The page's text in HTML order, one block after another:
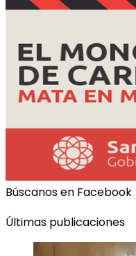
Búscanos en Facebook
Últimas publicaciones